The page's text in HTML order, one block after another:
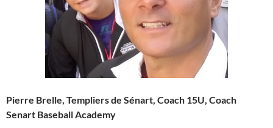
Pierre Brelle, Templiers de Sénart, Coach 15U, Coach
Senart Baseball Academy